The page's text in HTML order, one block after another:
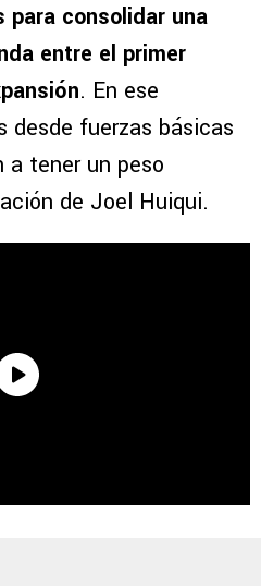
para consolidar una
entre el primer
. En ese
desde fuerzas básicas
a tener un peso
de Joel Huiqui.